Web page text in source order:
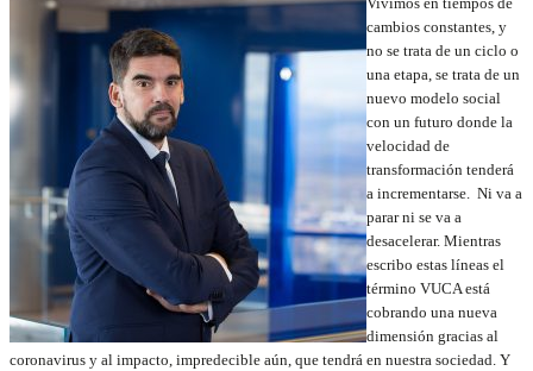
cambios constantes, y
no se trata de un ciclo o
una etapa, se trata de un
nuevo modelo social
con un futuro donde la
velocidad de
transformación tenderá
a incrementarse. Ni va a
parar ni se va a
desacelerar. Mientras
escribo estas líneas el
término VUCA está
cobrando una nueva
dimensión gracias al
coronavirus y al impacto, impredecible aún, que tendrá en nuestra sociedad. Y